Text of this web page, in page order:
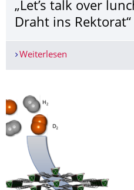
„Let’s talk over
Draht ins
Weiterlesen